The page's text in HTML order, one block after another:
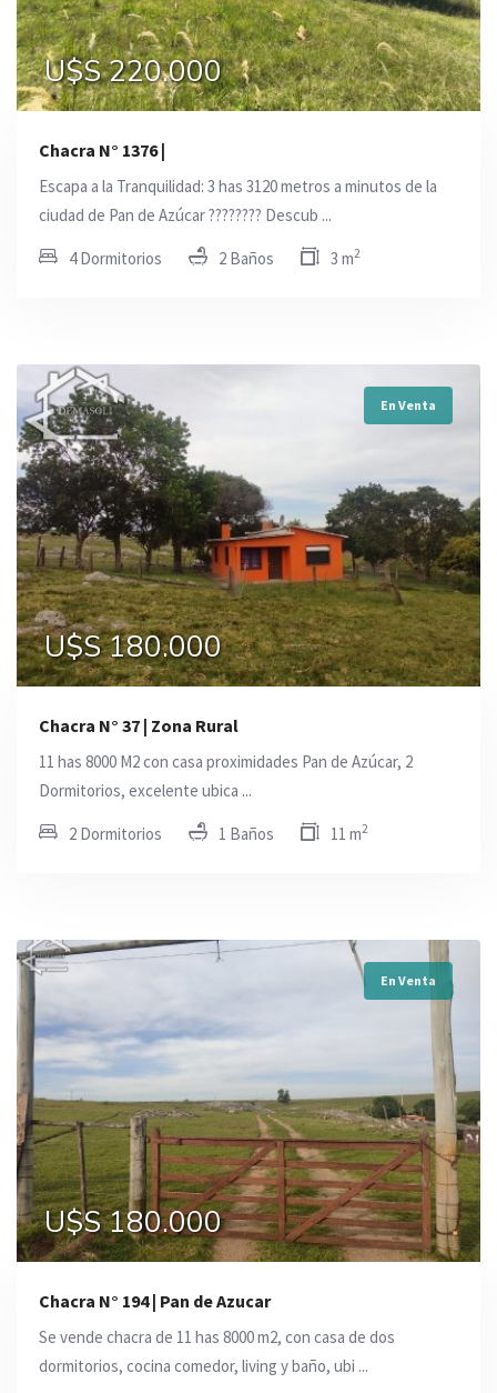
U$S 220.000
Chacra N° 1376 |
Escapa a la Tranquilidad: 3 has 3120 metros a minutos de la
ciudad de Pan de Azúcar ???????? Descub ...
4 Dormitorios 2 Baños 3 m2
En Venta
U$S 180.000
Chacra N° 37 | Zona Rural
11 has 8000 M2 con casa proximidades Pan de Azúcar, 2
Dormitorios, excelente ubica ...
2 Dormitorios 1 Baños 11 m2
En Venta
U$S 180.000
Chacra N° 194 | Pan de Azucar
Se vende chacra de 11 has 8000 m2, con casa de dos
dormitorios, cocina comedor, living y baño, ubi ...